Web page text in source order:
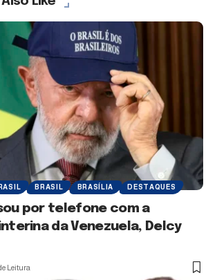
BRASIL BRASÍLIA DESTAQUES
por telefone com a
da Venezuela, Delcy
Leitura